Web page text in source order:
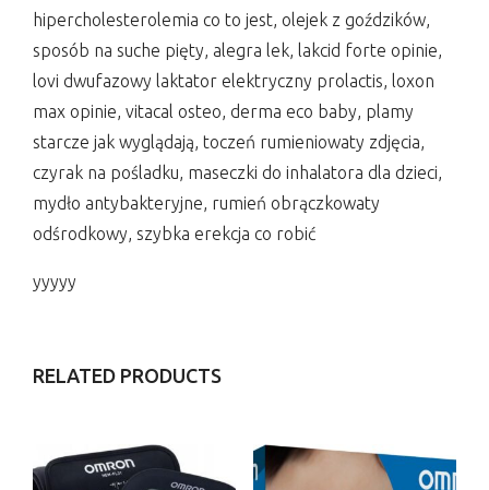
hipercholesterolemia co to jest, olejek z goździków,
sposób na suche pięty, alegra lek, lakcid forte opinie,
lovi dwufazowy laktator elektryczny prolactis, loxon
max opinie, vitacal osteo, derma eco baby, plamy
starcze jak wyglądają, toczeń rumieniowaty zdjęcia,
czyrak na pośladku, maseczki do inhalatora dla dzieci,
mydło antybakteryjne, rumień obrączkowaty
odśrodkowy, szybka erekcja co robić
yyyyy
RELATED PRODUCTS